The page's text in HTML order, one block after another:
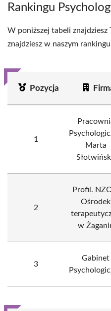
Rankingu
W poniższej tabeli
znajdziesz w naszym
Pozycja
1
Marta
2
Profil.
Ośrodek
w
3
Gabinet